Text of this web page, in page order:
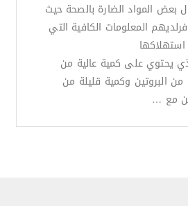
بعض المواد الضارة بالصحة حيث
المعلومات الكافية التي
يحتوي على كمية عالية من
البروتين وكمية قليلة من
مع …